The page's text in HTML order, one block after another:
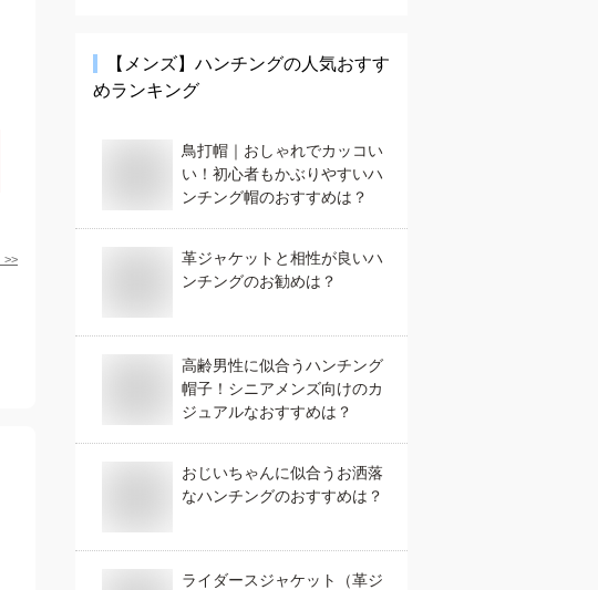
>>
【メンズ】 ハンチングの人気おすす
めランキング
鳥打帽｜おしゃれでカッコい
い！初心者もかぶりやすいハ
ンチング帽のおすすめは？
革ジャケットと相性が良いハ
ンチングのお勧めは？
高齢男性に似合うハンチング
帽子！シニアメンズ向けのカ
ジュアルなおすすめは？
おじいちゃんに似合うお洒落
なハンチングのおすすめは？
ライダースジャケット（革ジ